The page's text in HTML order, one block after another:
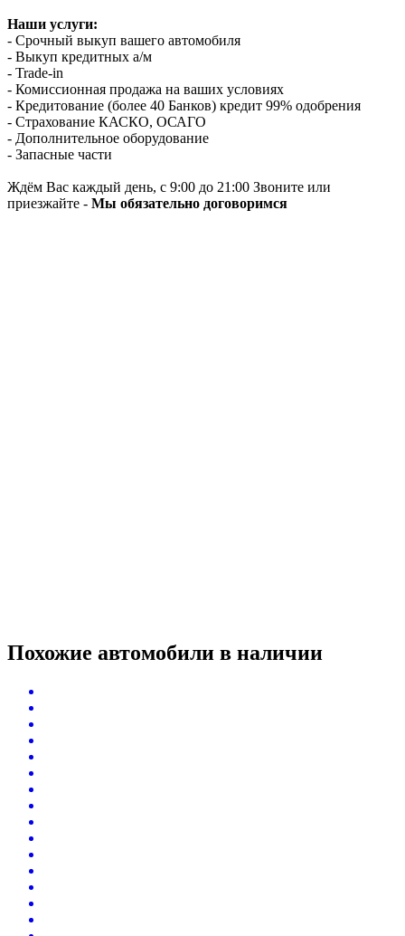
Наши услуги:
- Срочный выкуп вашего автомобиля
- Выкуп кредитных а/м
- Trade-in
- Комиссионная продажа на ваших условиях
- Кредитование (более 40 Банков) кредит 99% одобрения
- Страхование КАСКО, ОСАГО
- Дополнительное оборудование
- Запасные части
Ждём Вас каждый день, с 9:00 до 21:00 Звоните или
приезжайте - Мы обязательно договоримся
Похожие автомобили в наличии